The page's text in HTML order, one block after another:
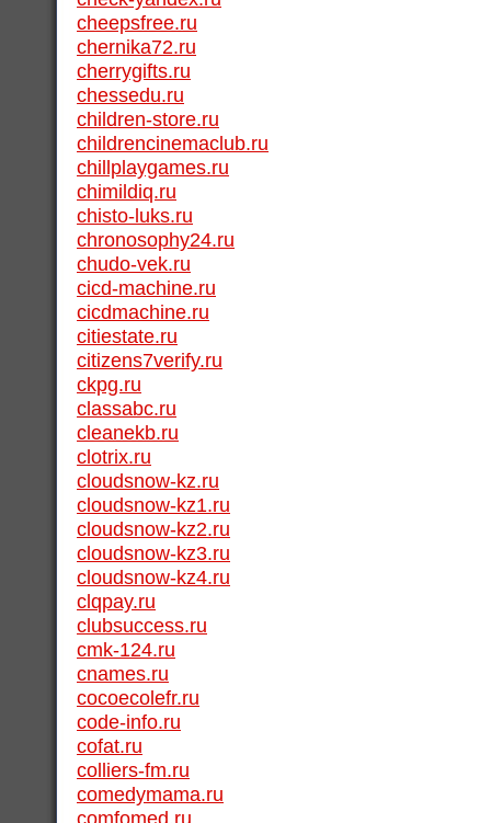
cheepsfree.ru
chernika72.ru
cherrygifts.ru
chessedu.ru
children-store.ru
childrencinemaclub.ru
chillplaygames.ru
chimildiq.ru
chisto-luks.ru
chronosophy24.ru
chudo-vek.ru
cicd-machine.ru
cicdmachine.ru
citiestate.ru
citizens7verify.ru
ckpg.ru
classabc.ru
cleanekb.ru
clotrix.ru
cloudsnow-kz.ru
cloudsnow-kz1.ru
cloudsnow-kz2.ru
cloudsnow-kz3.ru
cloudsnow-kz4.ru
clqpay.ru
clubsuccess.ru
cmk-124.ru
cnames.ru
cocoecolefr.ru
code-info.ru
cofat.ru
colliers-fm.ru
comedymama.ru
comfomed.ru